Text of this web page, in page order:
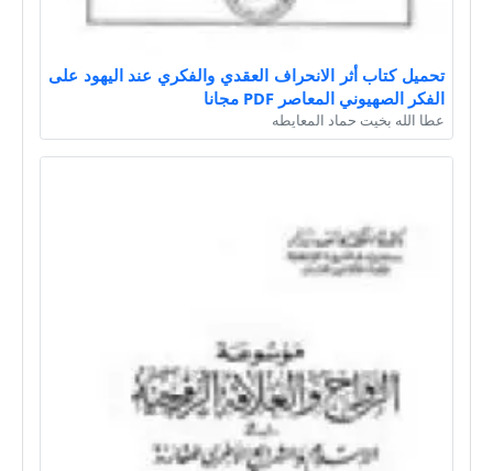
تحميل كتاب أثر الانحراف العقدي والفكري عند اليهود على
الفكر الصهيوني المعاصر PDF مجانا
عطا الله بخيت حماد المعايطه